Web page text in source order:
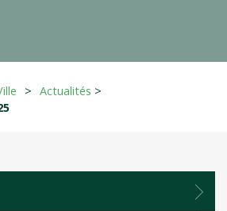
> Actualités >